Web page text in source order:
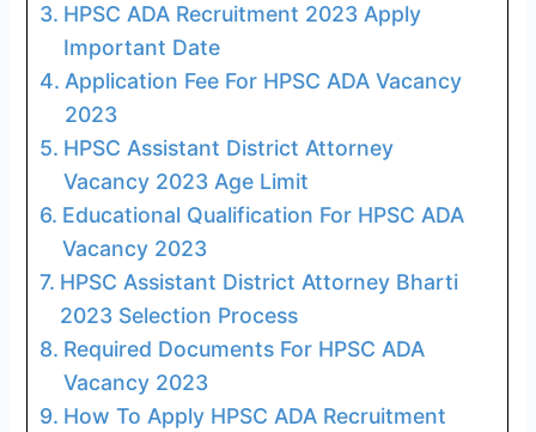
HPSC ADA Recruitment 2023 Apply
Important Date
Application Fee For HPSC ADA Vacancy
2023
HPSC Assistant District Attorney
Vacancy 2023 Age Limit
Educational Qualification For HPSC ADA
Vacancy 2023
HPSC Assistant District Attorney Bharti
2023 Selection Process
Required Documents For HPSC ADA
Vacancy 2023
How To Apply HPSC ADA Recruitment